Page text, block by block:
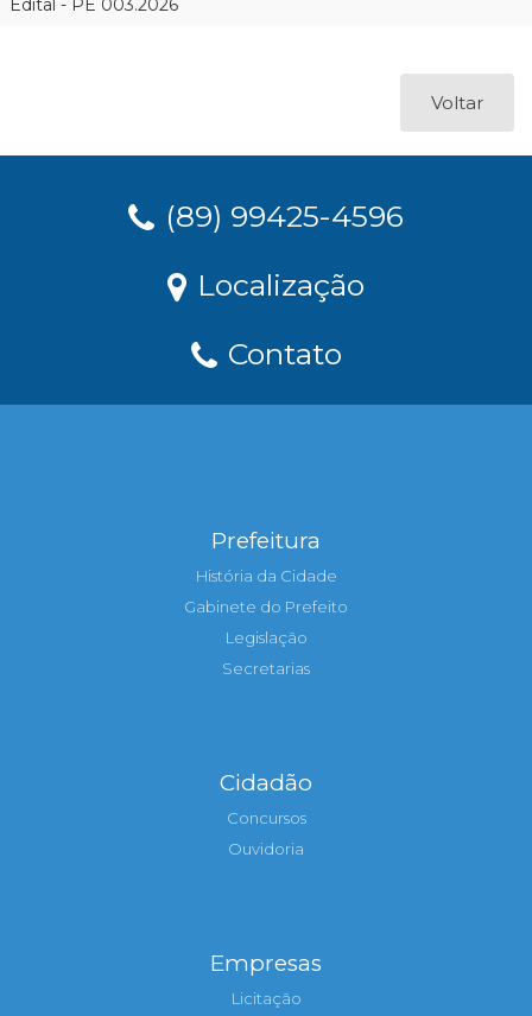
Edital - PE 003.2026
Voltar
(89) 99425-4596
Localização
Contato
Prefeitura
História da Cidade
Gabinete do Prefeito
Legislação
Secretarias
Cidadão
Concursos
Ouvidoria
Empresas
Licitação